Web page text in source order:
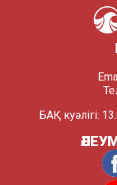
БАҚ куәлігі: